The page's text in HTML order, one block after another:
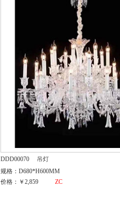
DDD00070
吊灯
规格：D680*H600MM
价格：￥2,859
ZC